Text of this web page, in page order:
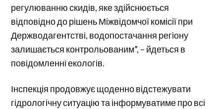
регулюванню скидів, яке здійснюється
відповідно до рішень Міжвідомчої комісії при
Держводагентстві, водопостачання регіону
залишається контрольованим”, – йдеться в
повідомленні екологів.
Інспекція продовжує щоденно відстежувати
гідрологічну ситуацію та інформуватиме про всі